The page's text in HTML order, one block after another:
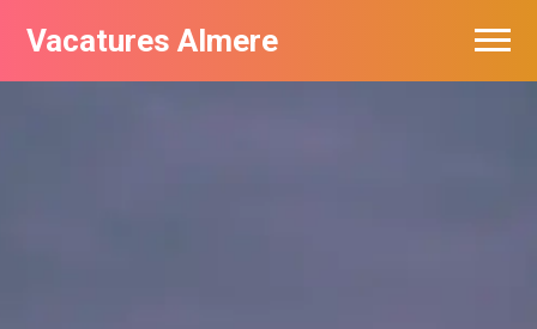
Vacatures Almere
Vacatures per bedrijf